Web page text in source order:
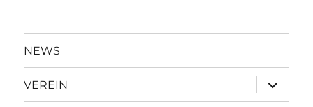
NEWS
VEREIN
öffnen